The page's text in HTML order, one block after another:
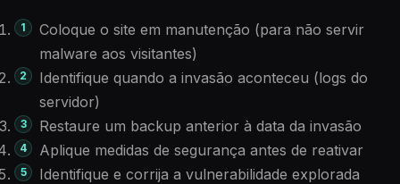
Coloque o site em manutenção (para não servir
malware aos visitantes)
Identifique quando a invasão aconteceu (logs do
servidor)
Restaure um backup anterior à data da invasão
Aplique medidas de segurança antes de reativar
Identifique e corrija a vulnerabilidade explorada